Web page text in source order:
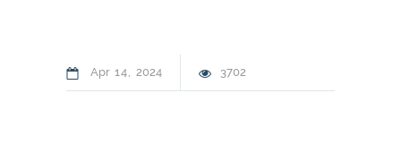
Apr 14 2024 3702